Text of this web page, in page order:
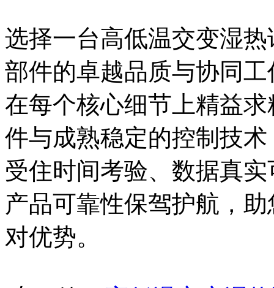
选择一台高低温交变湿
部件的卓越品质与协同
在每个核心细节上精益
件与成熟稳定的控制技
受住时间考验、数据真
产品可靠性保驾护航，
对优势。